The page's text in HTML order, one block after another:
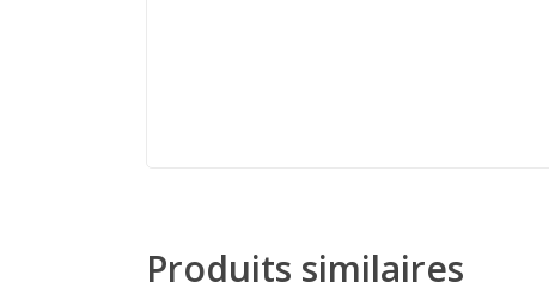
Produits similaires